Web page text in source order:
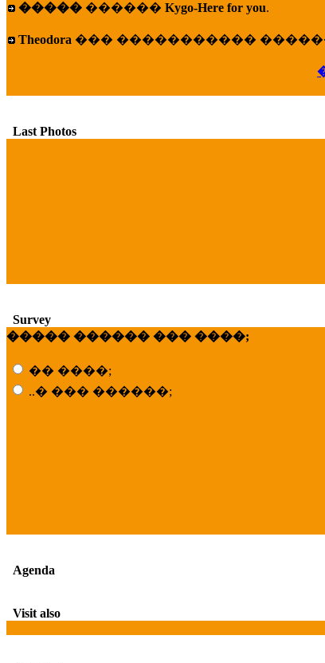
����� ������ Kygo-Here for you.
Theodora ��� �����������
Last Photos
Survey
����� ������ ��� ����;
�� ����;
..� ��� ������;
Agenda
Visit also